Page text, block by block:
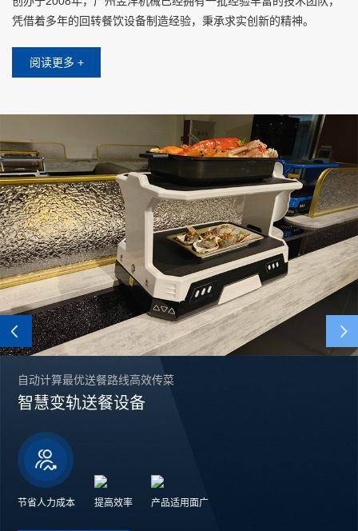
凭借着多年的回转餐饮设备制造经验，秉承求实创新的精神。
阅读更多 +
Previous
自动计算最优送餐路线高效传菜
智慧变轨送餐设备
节省人力成本 提高效率 产品适用面广